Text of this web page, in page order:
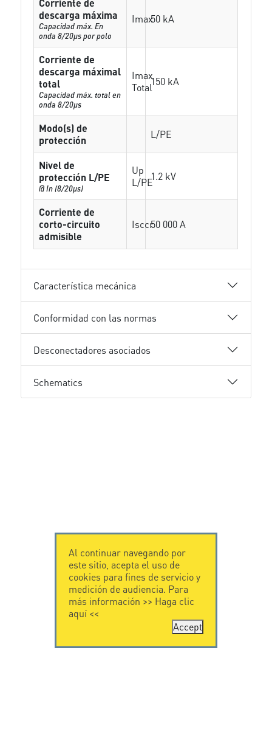
Corriente de
descarga máxima
Capacidad máx. En
onda 8/20µs por polo
Imax50 kA
Corriente de
descarga máximal
total
Capacidad máx. total en
onda 8/20µs
Imax
Total150 kA
Modo(s) de
protección
L/PE
Nivel de
protección L/PE
@ In (8/20µs)
Up
L/PE1.2 kV
Corriente de
corto-circuito
admisible
Isccr50 000 A
Característica mecánica
Conformidad con las normas
Desconectadores asociados
Schematics
Al continuar navegando por
este sitio, acepta el uso de
cookies para fines de servicio y
medición de audiencia. Para
más información >> Haga clic
aquí<<
Accept